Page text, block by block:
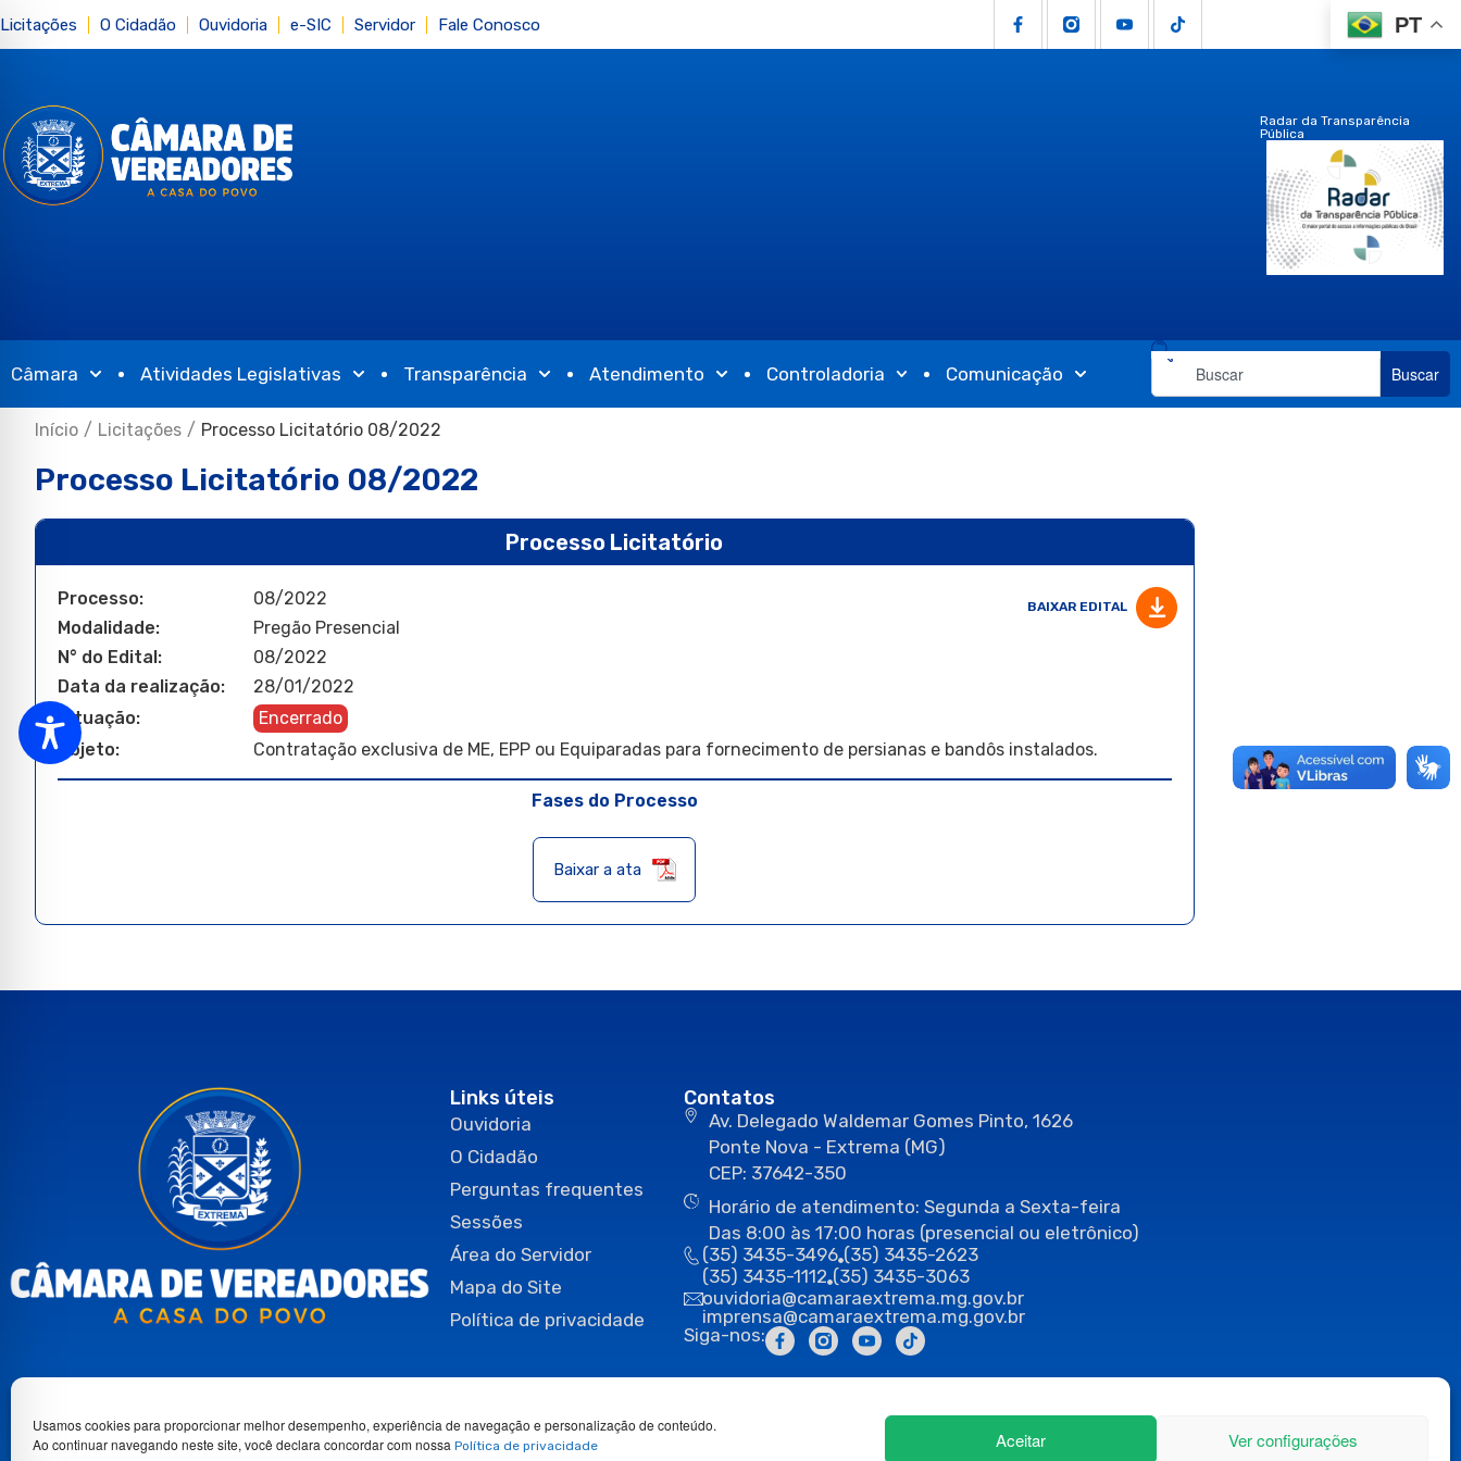
Usamos cookies para proporcionar melhor desempenho, experiência de navegação e personalização de conteúdo.
Ao continuar navegando neste site, você declara concordar com nossa Política de privacidade Aceitar Ver configurações
Licitações O Cidadão Ouvidoria e-SIC Servidor Fale Conosco PT
Radar da Transparência
Pública
Câmara Atividades Legislativas Transparência Atendimento Controladoria Comunicação Buscar
Início / Licitações / Processo Licitatório 08/2022
Processo Licitatório 08/2022
Processo Licitatório
Processo:
08/2022
Modalidade:
Pregão Presencial
N° do Edital:
08/2022
Data da realização:
28/01/2022
Situação:
Encerrado
Objeto:
Contratação exclusiva de ME, EPP ou Equiparadas para fornecimento de persianas e bandôs instalados.
BAIXAR EDITAL
Fases do Processo
Baixar a ata
Links úteis
Ouvidoria
O Cidadão
Perguntas frequentes
Sessões
Área do Servidor
Mapa do Site
Política de privacidade
Contatos
Av. Delegado Waldemar Gomes Pinto, 1626
Ponte Nova - Extrema (MG)
CEP: 37642-350
Horário de atendimento: Segunda a Sexta-feira
Das 8:00 às 17:00 horas (presencial ou eletrônico)
(35) 3435-3496 (35) 3435-2623
(35) 3435-1112 (35) 3435-3063
ouvidoria@camaraextrema.mg.gov.br
imprensa@camaraextrema.mg.gov.br
Siga-nos: